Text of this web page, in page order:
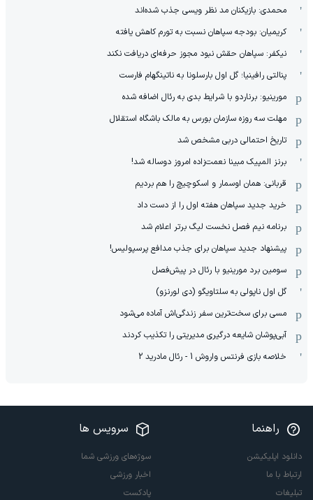
محمدی: بازیکنان مد نظر ویسی جذب شده‌اند
کریمیان: بودجه سپاهان نسبت به تورم کاهش یافته
نیکفر: سپاهان حقش نبود مجوز حرفه‌ای دریافت نکند
پنالتی رافینیا؛ گل اول بارسلونا به ناتینگهام فارست
مورینیو: برناردو با شرایط بدی به رئال اضافه شده
مهلت سه روزه سازمان بورس به مالک باشگاه استقلال
تاریخ احتمالی دربی مشخص شد
برنز المپیک مبینا نعمت‌زاده امروز دوساله شد!
قربانی: همان اوسمار و اسکوچیچ را هم بردیم
خرید جدید سپاهان هفته اول را از دست داد
برنامه نیم فصل نخست لیگ برتر اعلام شد
پیشنهاد جدید سپاهان برای جذب مدافع پرسپولیس!
سومین برد مورینیو با رئال در پیش‌فصل
گل اول ناپولی به سلتاویگو (دی لورنزو)
مسی برای سخت‌ترین سفر زندگی‌اش آماده می‌شود
آبی‌پوشان شایعه درگیری مدیریتی را تکذیب کردند
خلاصه بازی فرنتس واروش 1 - رئال مادرید 2
راهنما
دانلود اپلیکیشن
ارتباط با ما
تبلیغات
سرویس ها
سوژه‌های ورزشی شما
اخبار ورزشی
پادکست